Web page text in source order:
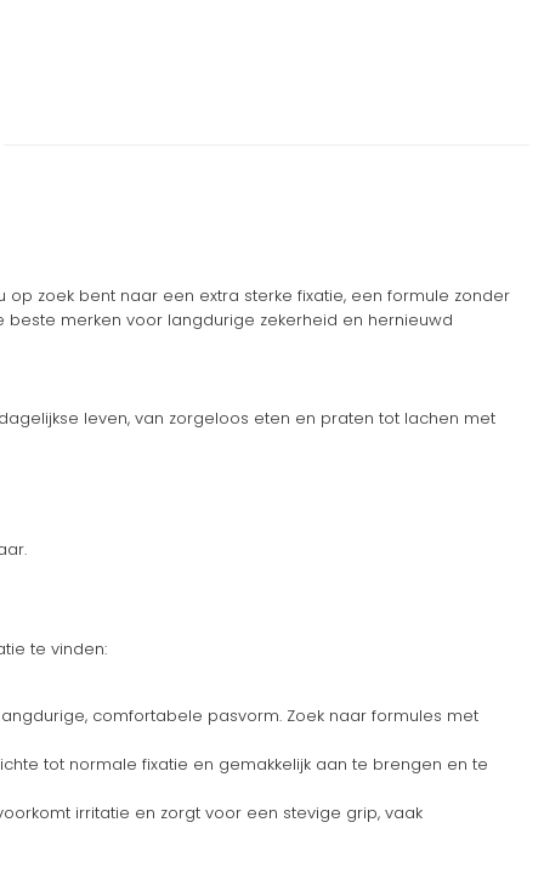
op zoek bent naar een extra sterke fixatie, een formule zonder
beste merken voor langdurige zekerheid en hernieuwd
leven, van zorgeloos eten en praten tot lachen met
te vinden:
comfortabele pasvorm. Zoek naar formules met
tot normale fixatie en gemakkelijk aan te brengen en te
irritatie en zorgt voor een stevige grip, vaak